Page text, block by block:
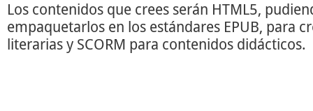
Los contenidos que crees serán HTML5,
empaquetarlos en los estándares EPUB, para
literarias y SCORM para contenidos didácticos.